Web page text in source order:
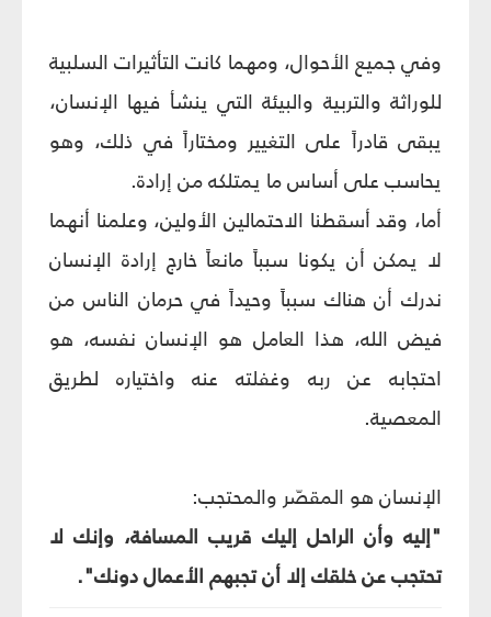
وفي جميع الأحوال، ومهما كانت التأثيرات السلبية
للوراثة والتربية والبيئة التي ينشأ فيها الإنسان،
يبقى قادراً على التغيير ومختاراً في ذلك، وهو
يحاسب على أساس ما يمتلكه من إرادة.
أما، وقد أسقطنا الاحتمالين الأولين، وعلمنا أنهما
لا يمكن أن يكونا سبباً مانعاً خارج إرادة الإنسان
ندرك أن هناك سبباً وحيداً في حرمان الناس من
فيض الله، هذا العامل هو الإنسان نفسه، هو
احتجابه عن ربه وغفلته عنه واختياره لطريق
المعصية.
الإنسان هو المقصّر والمحتجب:
"إليه وأن الراحل إليك قريب المسافة، وإنك لا
تحتجب عن خلقك إلا أن تجبهم الأعمال دونك".